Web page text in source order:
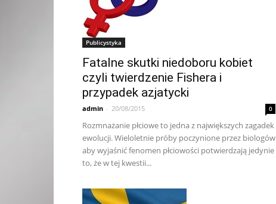
Publicystyka
Fatalne skutki niedoboru kobiet
czyli twierdzenie Fishera i
przypadek azjatycki
admin - 20/08/2015 0
Rozmnażanie płciowe to jedna z największych zagadek
ewolucji. Wieloletnie próby poczynione przez biologów
aby wyjaśnić fenomen płciowości potwierdzają jedynie
to, że w tej kwestii...